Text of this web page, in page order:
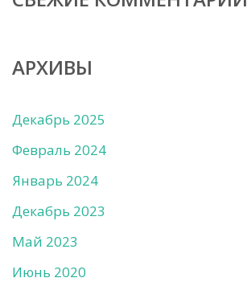
АРХИВЫ
Декабрь 2025
Февраль 2024
Январь 2024
Декабрь 2023
Май 2023
Июнь 2020